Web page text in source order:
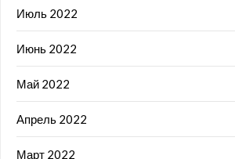
Июль 2022
Июнь 2022
Май 2022
Апрель 2022
Март 2022